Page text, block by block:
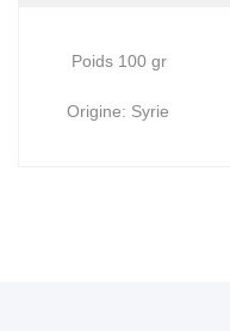
Poids 100 gr
Origine: Syrie